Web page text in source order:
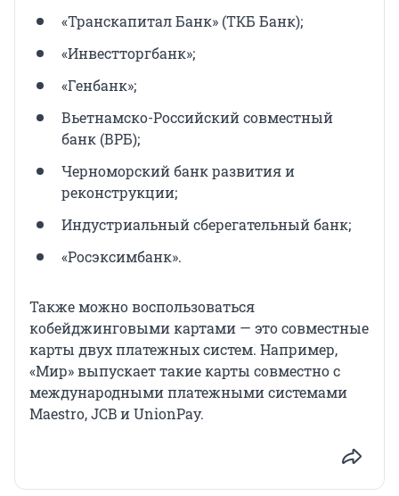
«Транскапитал Банк» (ТКБ Банк);
«Инвестторгбанк»;
«Генбанк»;
Вьетнамско-Российский совместный
банк (ВРБ);
Черноморский банк развития и
реконструкции;
Индустриальный сберегательный банк;
«Росэксимбанк».
Также можно воспользоваться
кобейджинговыми картами — это совместные
карты двух платежных систем. Например,
«Мир» выпускает такие карты совместно с
международными платежными системами
Maestro, JCB и UnionPay.